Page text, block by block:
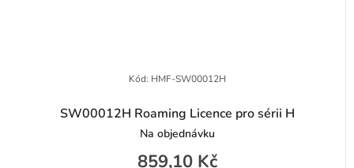
SW00012H Roaming Licence pro sérii H
Na objednávku
859,10 Kč
Kód: HMF-SW00012H